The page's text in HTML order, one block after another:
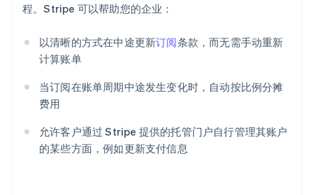
程。Stripe 可以帮助您的企业：
以清晰的方式在中途更新订阅条款，而无需手动重新
计算账单
当订阅在账单周期中途发生变化时，自动按比例分摊
费用
允许客户通过 Stripe 提供的托管门户自行管理其账户
的某些方面，例如更新支付信息